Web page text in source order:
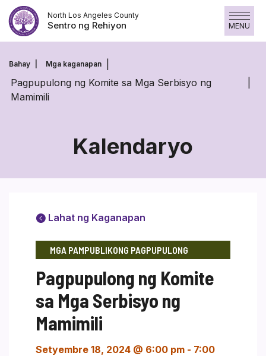
Laktawan
ang
nilalaman
North Los Angeles County
Sentro ng Rehiyon MENU
Bahay Mga kaganapan
Pagpupulong ng Komite sa Mga Serbisyo ng
Mamimili
Kalendaryo
Lahat ng Kaganapan
MGA PAMPUBLIKONG PAGPUPULONG
Pagpupulong ng Komite
sa Mga Serbisyo ng
Mamimili
Setyembre 18, 2024 @ 6:00 pm - 7:00